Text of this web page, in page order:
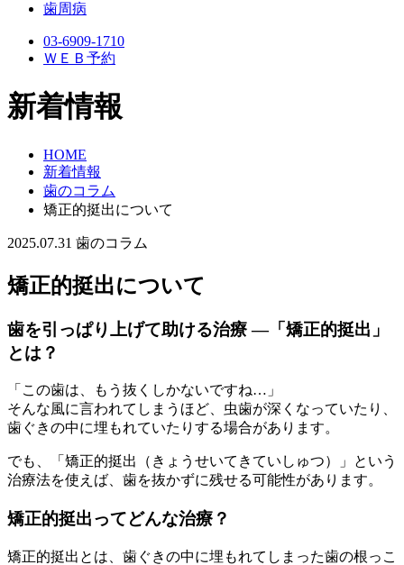
歯周病
03-6909-1710
ＷＥＢ予約
新着情報
HOME
新着情報
歯のコラム
矯正的挺出について
2025.07.31 歯のコラム
矯正的挺出について
歯を引っぱり上げて助ける治療 ―「矯正的挺出」
とは？
「この歯は、もう抜くしかないですね…」
そんな風に言われてしまうほど、虫歯が深くなっていたり、
歯ぐきの中に埋もれていたりする場合があります。
でも、「矯正的挺出（きょうせいてきていしゅつ）」という
治療法を使えば、歯を抜かずに残せる可能性があります。
矯正的挺出ってどんな治療？
矯正的挺出とは、歯ぐきの中に埋もれてしまった歯の根っこ